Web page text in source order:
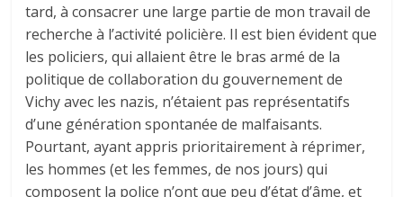
tard, à consacrer une large partie de mon travail de
recherche à l’activité policière. Il est bien évident que
les policiers, qui allaient être le bras armé de la
politique de collaboration du gouvernement de
Vichy avec les nazis, n’étaient pas représentatifs
d’une génération spontanée de malfaisants.
Pourtant, ayant appris prioritairement à réprimer,
les hommes (et les femmes, de nos jours) qui
composent la police n’ont que peu d’état d’âme, et